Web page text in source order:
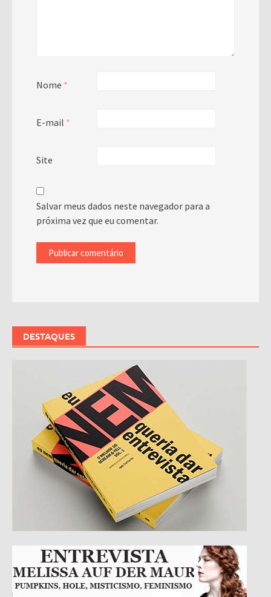
Nome *
E-mail *
Site
Salvar meus dados neste navegador para a
próxima vez que eu comentar.
DESTAQUES